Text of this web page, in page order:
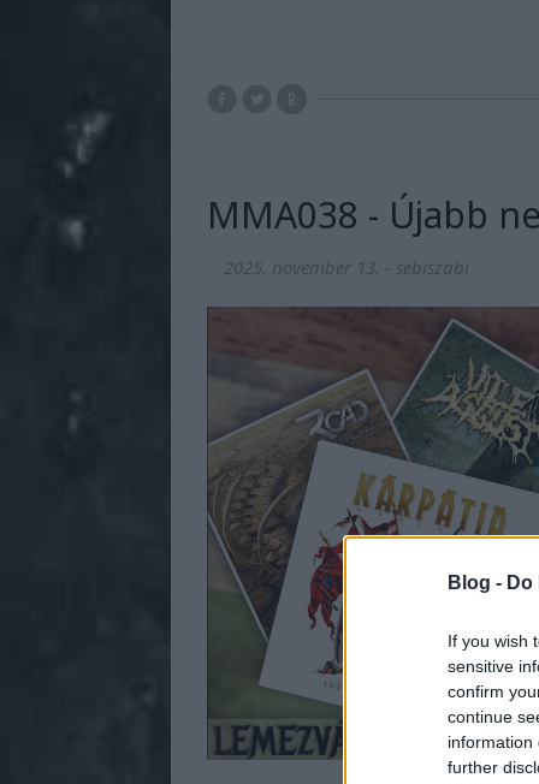
Blog -
If you wish
sensitive
confirm
continue
information
further
MMA038 - Újabb
2025. november 13. - sebiszabi